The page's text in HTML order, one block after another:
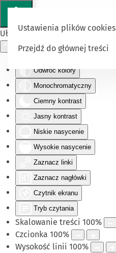
Ułatwienia dostępu
Odwróć kolory
Monochromatyczny
Ciemny kontrast
Jasny kontrast
Niskie nasycenie
Wysokie nasycenie
Zaznacz linki
Zaznacz nagłówki
Czytnik ekranu
Tryb czytania
Skalowanie treści 100%
Czcionka 100%
Wysokość linii 100%
Ustawienia plików cookies
Przejdź do głównej treści